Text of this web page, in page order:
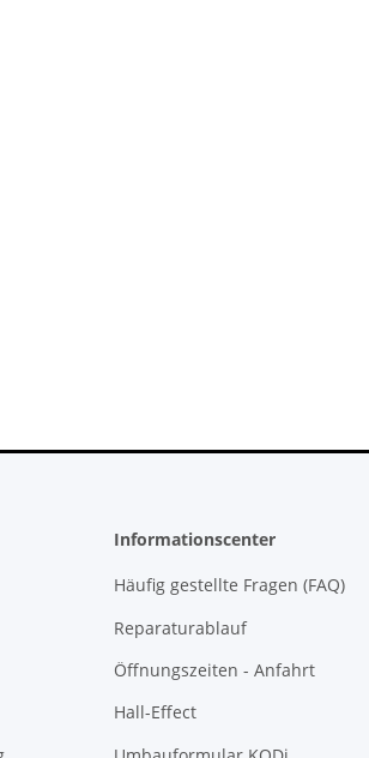
Informationscenter
Häufig gestellte Fragen (FAQ)
Reparaturablauf
Öffnungszeiten - Anfahrt
Hall-Effect